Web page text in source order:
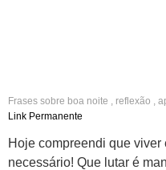
Frases sobre boa noite , reflexão ,
, amigos,amizade
Link Permanente
Hoje compreendi que
necessário! Que lutar é